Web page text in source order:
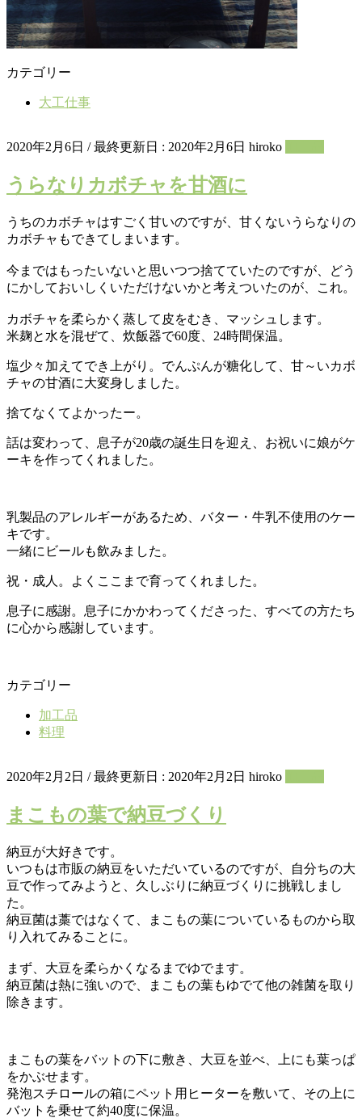
カテゴリー
大工仕事
2020年2月6日 / 最終更新日 : 2020年2月6日 hiroko
うらなりカボチャを甘酒に
うちのカボチャはすごく甘いのですが、甘くないうらなりの
カボチャもできてしまいます。
今まではもったいないと思いつつ捨てていたのですが、どう
にかしておいしくいただけないかと考えついたのが、これ。
カボチャを柔らかく蒸して皮をむき、マッシュします。
米麹と水を混ぜて、炊飯器で60度、24時間保温。
塩少々加えてでき上がり。でんぷんが糖化して、甘～いカボ
チャの甘酒に大変身しました。
捨てなくてよかったー。
話は変わって、息子が20歳の誕生日を迎え、お祝いに娘がケ
ーキを作ってくれました。
乳製品のアレルギーがあるため、バター・牛乳不使用のケー
キです。
一緒にビールも飲みました。
祝・成人。よくここまで育ってくれました。
息子に感謝。息子にかかわってくださった、すべての方たち
に心から感謝しています。
カテゴリー
加工品
料理
2020年2月2日 / 最終更新日 : 2020年2月2日 hiroko
まこもの葉で納豆づくり
納豆が大好きです。
いつもは市販の納豆をいただいているのですが、自分ちの大
豆で作ってみようと、久しぶりに納豆づくりに挑戦しまし
た。
納豆菌は藁ではなくて、まこもの葉についているものから取
り入れてみることに。
まず、大豆を柔らかくなるまでゆでます。
納豆菌は熱に強いので、まこもの葉もゆでて他の雑菌を取り
除きます。
まこもの葉をバットの下に敷き、大豆を並べ、上にも葉っぱ
をかぶせます。
発泡スチロールの箱にペット用ヒーターを敷いて、その上に
バットを乗せて約40度に保温。